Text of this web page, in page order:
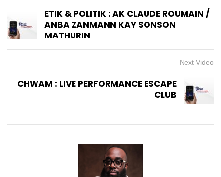
ETIK & POLITIK : AK CLAUDE ROUMAIN /
ANBA ZANMANN KAY SONSON
MATHURIN
Next Video
CHWAM : LIVE PERFORMANCE ESCAPE
CLUB